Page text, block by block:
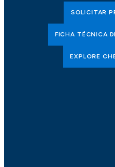
SOLICITAR
FICHA TÉCNICA
EXPLORE